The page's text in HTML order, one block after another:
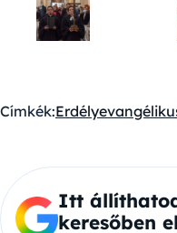
Címkék:Erdély
Itt
keresőben